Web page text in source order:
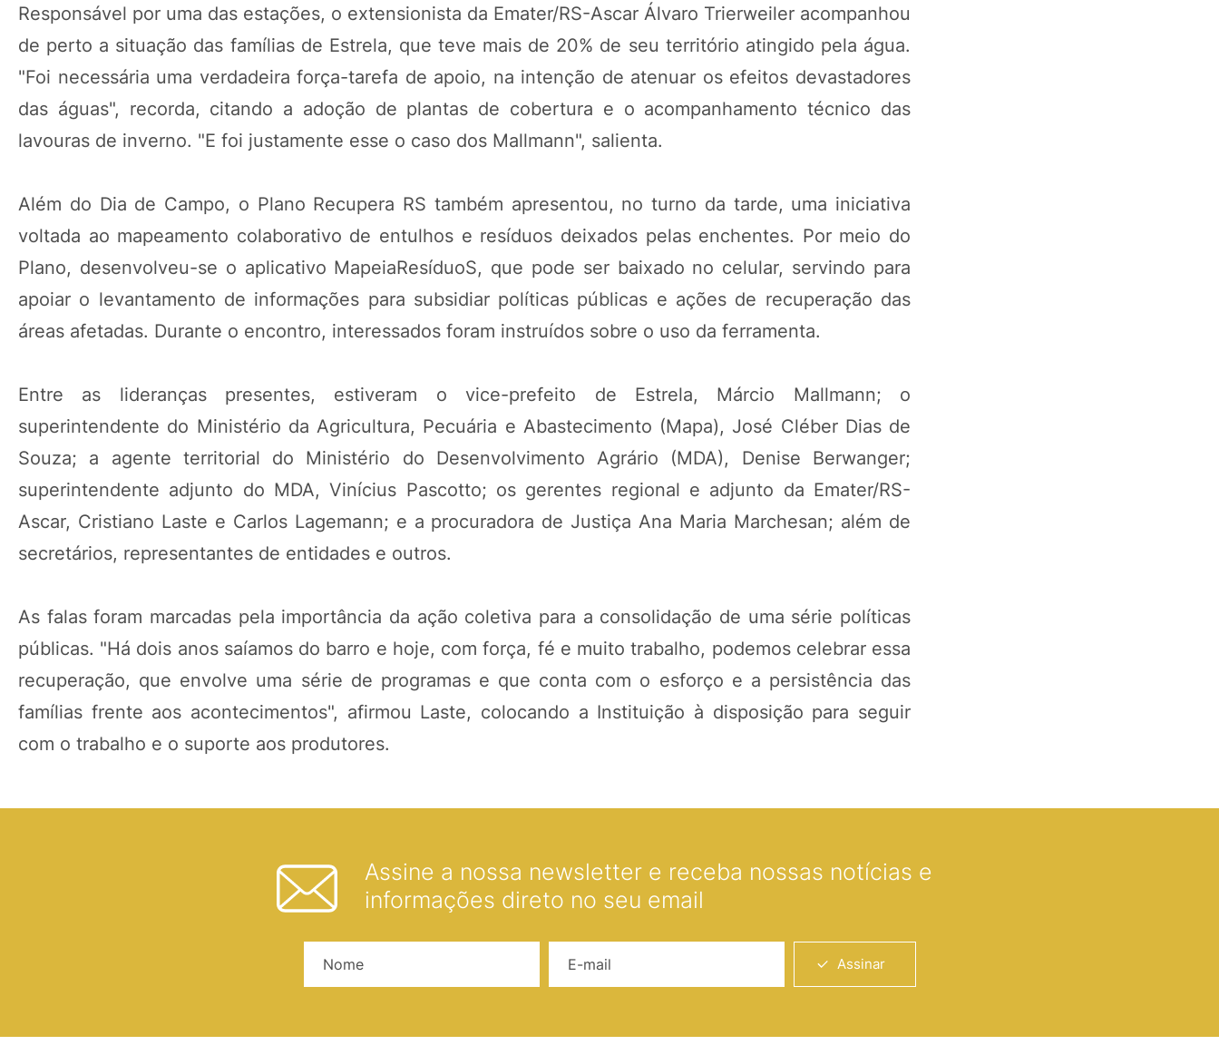
Responsável por uma das estações, o extensionista da Emater/RS-Ascar Álvaro Trierweiler acompanhou
de perto a situação das famílias de Estrela, que teve mais de 20% de seu território atingido pela água.
"Foi necessária uma verdadeira força-tarefa de apoio, na intenção de atenuar os efeitos devastadores
das águas", recorda, citando a adoção de plantas de cobertura e o acompanhamento técnico das
lavouras de inverno. "E foi justamente esse o caso dos Mallmann", salienta.
Além do Dia de Campo, o Plano Recupera RS também apresentou, no turno da tarde, uma iniciativa
voltada ao mapeamento colaborativo de entulhos e resíduos deixados pelas enchentes. Por meio do
Plano, desenvolveu-se o aplicativo MapeiaResíduoS, que pode ser baixado no celular, servindo para
apoiar o levantamento de informações para subsidiar políticas públicas e ações de recuperação das
áreas afetadas. Durante o encontro, interessados foram instruídos sobre o uso da ferramenta.
Entre as lideranças presentes, estiveram o vice-prefeito de Estrela, Márcio Mallmann; o
superintendente do Ministério da Agricultura, Pecuária e Abastecimento (Mapa), José Cléber Dias de
Souza; a agente territorial do Ministério do Desenvolvimento Agrário (MDA), Denise Berwanger;
superintendente adjunto do MDA, Vinícius Pascotto; os gerentes regional e adjunto da Emater/RS-
Ascar, Cristiano Laste e Carlos Lagemann; e a procuradora de Justiça Ana Maria Marchesan; além de
secretários, representantes de entidades e outros.
As falas foram marcadas pela importância da ação coletiva para a consolidação de uma série políticas
públicas. "Há dois anos saíamos do barro e hoje, com força, fé e muito trabalho, podemos celebrar essa
recuperação, que envolve uma série de programas e que conta com o esforço e a persistência das
famílias frente aos acontecimentos", afirmou Laste, colocando a Instituição à disposição para seguir
com o trabalho e o suporte aos produtores.
Assine a nossa newsletter e receba nossas notícias e
informações direto no seu email
Assinar